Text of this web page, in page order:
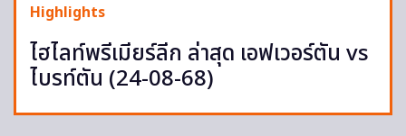
Highlights
ไฮไลท์พรีเมียร์ลีก ล่าสุด เอฟเวอร์ตัน vs
ไบรท์ตัน (24-08-68)